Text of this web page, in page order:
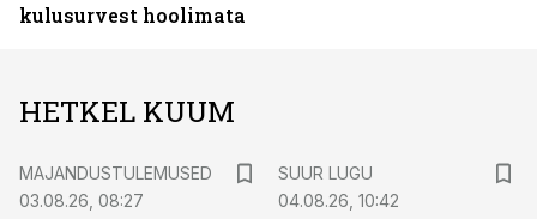
kulusurvest hoolimata
HETKEL KUUM
MAJANDUSTULEMUSED
03.08.26, 08:27
SUUR LUGU
04.08.26, 10:42